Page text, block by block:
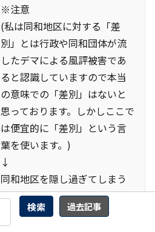
検索 過去記事
※注意
(私は同和地区に対する「差
別」とは行政や同和団体が流
したデマによる風評被害であ
ると認識していますので本当
の意味での「差別」はないと
思っております。しかしここで
は便宜的に「差別」という言
葉を使います。)
↓
同和地区を隠し過ぎてしまう
と忘れ去られてしまって「差
別」がなくなってしまう。